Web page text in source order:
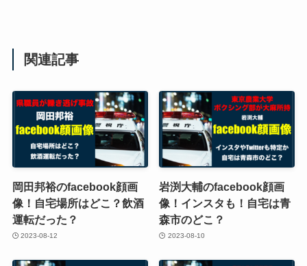
関連記事
岡田邦裕のfacebook顔画
像！自宅場所はどこ？飲酒
運転だった？
2023-08-12
岩渕大輔のfacebook顔画
像！インスタも！自宅は青
森市のどこ？
2023-08-10